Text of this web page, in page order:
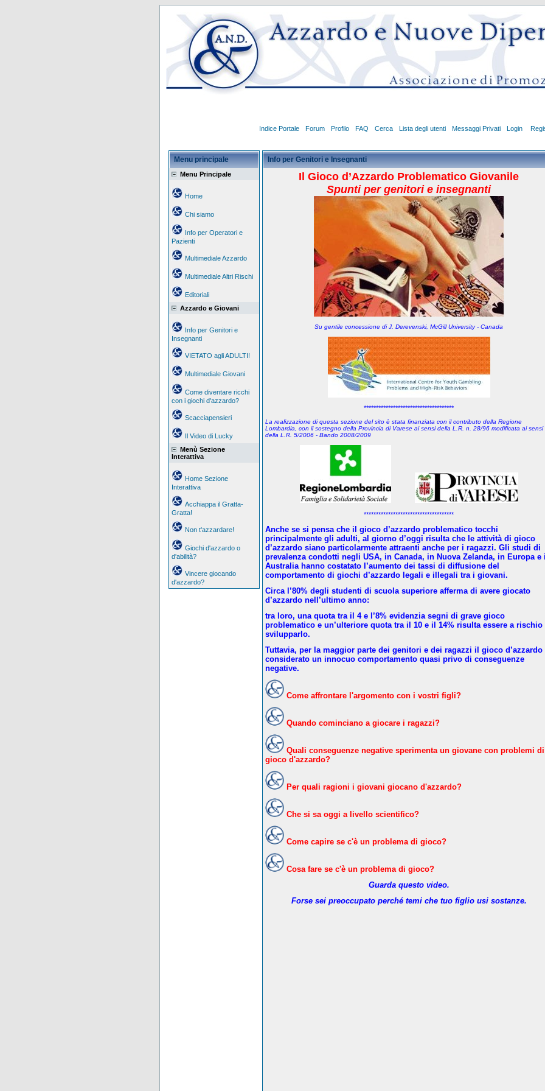
Indice Portale Forum Profilo FAQ Cerca Lista degli utenti Messaggi Privati Login
Menu principale
Menu Principale
Home
Chi siamo
Info per Operatori e
Pazienti
Multimediale Azzardo
Multimediale Altri Rischi
Editoriali
Azzardo e Giovani
Info per Genitori e
Insegnanti
VIETATO agli ADULTI!
Multimediale Giovani
Come diventare ricchi
con i giochi d'azzardo?
Scacciapensieri
Il Video di Lucky
Menù Sezione
Interattiva
Home Sezione
Interattiva
Acchiappa il Gratta-
Gratta!
Non t'azzardare!
Giochi d'azzardo o
d'abilità?
Vincere giocando
d'azzardo?
Info per Genitori e Insegnanti
Il Gioco d’Azzardo Problematico Giovanile
Spunti per genitori e insegnanti
Su gentile concessione di J. Derevenski, McGill University - Canada
*************************************
La realizzazione di questa sezione del sito è stata finanziata con il contributo della Regione
Lombardia, con il sostegno della Provincia di Varese ai sensi della L.R. n. 28/96 modificata ai sensi
della L.R. 5/2006 - Bando 2008/2009
*************************************
Anche se si pensa che il gioco d’azzardo problematico tocchi
principalmente gli adulti, al giorno d’oggi risulta che le attività di gioco
d’azzardo siano particolarmente attraenti anche per i ragazzi. Gli studi di
prevalenza condotti negli USA, in Canada, in Nuova Zelanda, in Europa e
Australia hanno costatato l’aumento dei tassi di diffusione del
comportamento di giochi d’azzardo legali e illegali tra i giovani.
Circa l’80% degli studenti di scuola superiore afferma di avere giocato
d’azzardo nell’ultimo anno:
tra loro, una quota tra il 4 e l’8% evidenzia segni di grave gioco
problematico e un’ulteriore quota tra il 10 e il 14% risulta essere a rischio
svilupparlo.
Tuttavia, per la maggior parte dei genitori e dei ragazzi il gioco d’azzardo
considerato un innocuo comportamento quasi privo di conseguenze
negative.
Come affrontare l'argomento con i vostri figli?
Quando cominciano a giocare i ragazzi?
Quali conseguenze negative sperimenta un giovane con problemi di
gioco d'azzardo?
Per quali ragioni i giovani giocano d'azzardo?
Che si sa oggi a livello scientifico?
Come capire se c'è un problema di gioco?
Cosa fare se c'è un problema di gioco?
Guarda questo video.
Forse sei preoccupato perché temi che tuo figlio usi sostanze.